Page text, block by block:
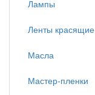
Лампы
Ленты красящие
Масла
Мастер-пленки